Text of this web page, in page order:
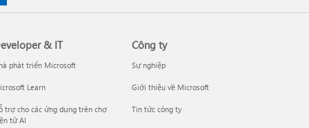
& IT
phát triển Microsoft
Learn
trợ cho các ứng dụng trên chợ
tử AI
Công ty
Sự nghiệp
Giới thiệu về Microsoft
Tin tức công ty